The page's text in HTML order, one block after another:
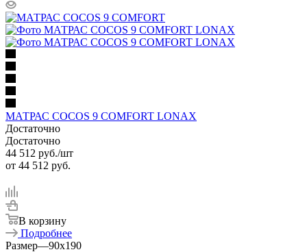
МАТРАС COCOS 9 COMFORT LONAX
Достаточно
Достаточно
44 512 руб./шт
от 44 512 руб.
В корзину
Подробнее
Размер—90x190